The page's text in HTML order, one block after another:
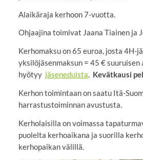
Alaikäraja kerhoon 7-vuotta.
Ohjaajina toimivat Jaana Tiainen ja
Kerhomaksu on 65 euroa, josta 4H-
yksilöjäsenmaksun = 45 € suuruisen
hyötyy jäseneduista. Kevätkausi
Kerhon toimintaan on saatu Itä-
harrastustoiminnan avustusta.
Kerholaisilla on voimassa
puolelta kerhoaikana ja suorilla
kerhopaikan välillä.